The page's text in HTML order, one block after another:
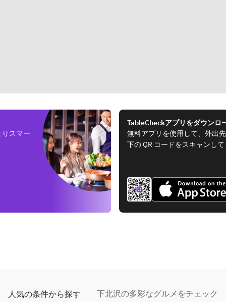
スマー
TableCheckアプリをダウンロ
無料アプリを使用して、外出
下の QR コードをスキャンし
人気の条件から探す 下北沢の多彩なグルメをチェック